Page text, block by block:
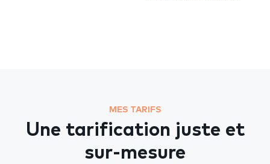
MES TARIFS
Une tarification juste et
sur-mesure